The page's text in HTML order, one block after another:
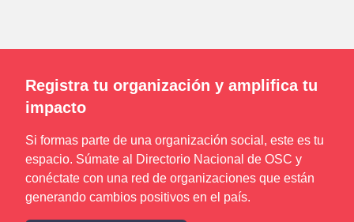
Registra tu organización y amplifica tu
impacto
Si formas parte de una organización social, este es tu
espacio. Súmate al Directorio Nacional de OSC y
conéctate con una red de organizaciones que están
generando cambios positivos en el país.